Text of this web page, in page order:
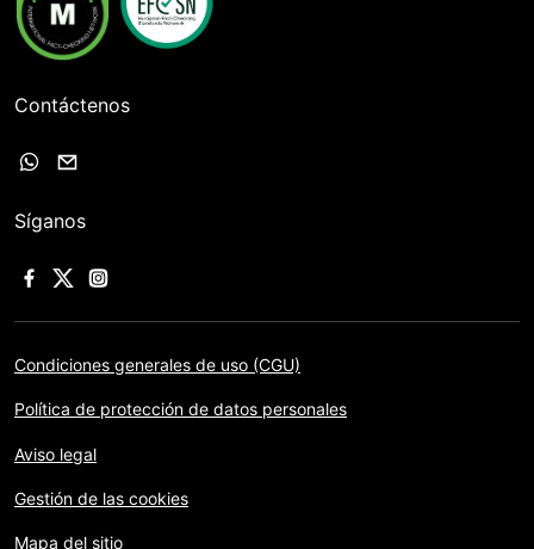
Contáctenos
Síganos
Condiciones generales de uso (CGU)
Política de protección de datos personales
Aviso legal
Gestión de las cookies
Mapa del sitio